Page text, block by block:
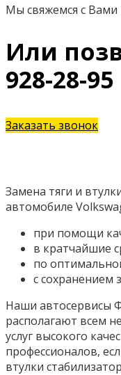
Мы свяжемся с Вами
Или
928-28-95
Заказать звонок
Замена тяги и
автомобиле
при помощи
в кратчайшие
по
с сохранением
Наши автосервисы
располагают всем
услуг высокого
профессионалов,
втулки